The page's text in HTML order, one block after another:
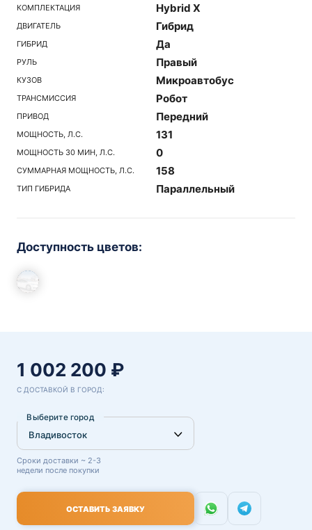
КОМПЛЕКТАЦИЯ Hybrid X
ДВИГАТЕЛЬ Гибрид
ГИБРИД Да
РУЛЬ Правый
КУЗОВ Микроавтобус
ТРАНСМИССИЯ Робот
ПРИВОД Передний
МОЩНОСТЬ, Л.С. 131
МОЩНОСТЬ 30 МИН, Л.С. 0
СУММАРНАЯ МОЩНОСТЬ, Л.С. 158
ТИП ГИБРИДА Параллельный
Доступность цветов:
1 002 200 ₽
С ДОСТАВКОЙ В ГОРОД:
Выберите город
Сроки доставки ~ 2-3
недели после покупки
ОСТАВИТЬ ЗАЯВКУ